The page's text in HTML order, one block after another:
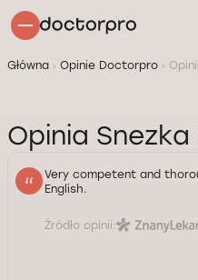
Główna Opinie Doctorpro
Opinia Snezka
Very competent and
English.
Źródło opinii: